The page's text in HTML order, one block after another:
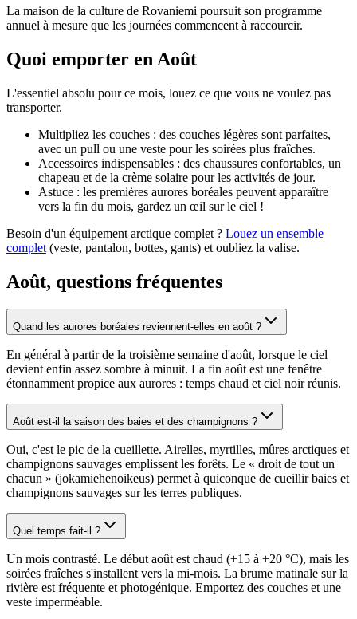
La maison de la culture de Rovaniemi poursuit son programme
annuel à mesure que les journées commencent à raccourcir.
Quoi emporter en Août
L'essentiel absolu pour ce mois, louez ce que vous ne voulez pas
transporter.
Multipliez les couches : des couches légères sont parfaites,
avec un pull ou une veste pour les soirées plus fraîches.
Accessoires indispensables : des chaussures confortables, un
chapeau et de la crème solaire pour les activités de jour.
Astuce : les premières aurores boréales peuvent apparaître
vers la fin du mois, gardez un œil sur le ciel !
Besoin d'un équipement arctique complet ? Louez un ensemble
complet (veste, pantalon, bottes, gants) et oubliez la valise.
Août, questions fréquentes
Quand les aurores boréales reviennent-elles en août ?
En général à partir de la troisième semaine d'août, lorsque le ciel
devient enfin assez sombre à minuit. La fin août est une fenêtre
étonnamment propice aux aurores : temps chaud et ciel noir réunis.
Août est-il la saison des baies et des champignons ?
Oui, c'est le pic de la cueillette. Airelles, myrtilles, mûres arctiques et
champignons sauvages emplissent les forêts. Le « droit de tout un
chacun » (jokamiehenoikeus) permet à quiconque de cueillir baies et
champignons sauvages sur les terres publiques.
Quel temps fait-il ?
Un mois contrasté. Le début août est chaud (+15 à +20 °C), mais les
soirées fraîches s'installent vers la mi-mois. La brume matinale sur la
rivière est fréquente et photogénique. Emportez des couches et une
veste imperméable.